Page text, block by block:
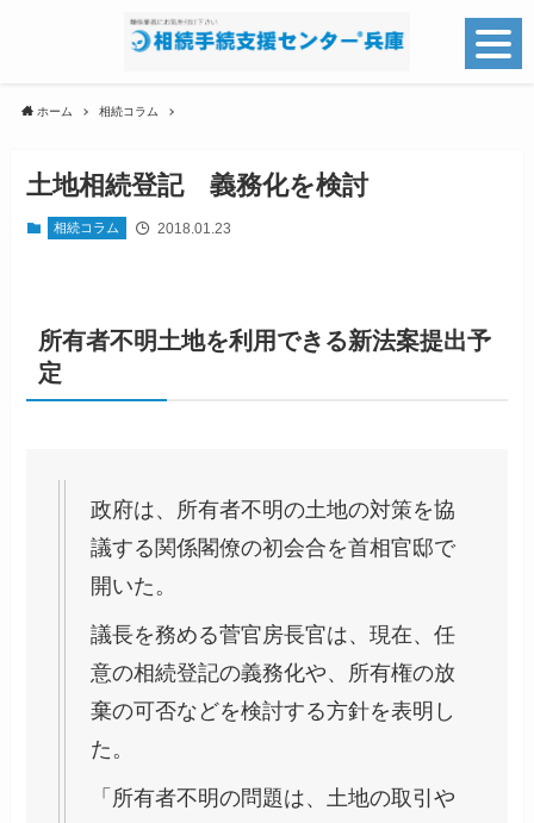
ホーム 相続コラム
土地相続登記 義務化を検討
相続コラム 2018.01.23
所有者不明土地を利用できる新法案提出予
定
政府は、所有者不明の土地の対策を協
議する関係閣僚の初会合を首相官邸で
開いた。
議長を務める菅官房長官は、現在、任
意の相続登記の義務化や、所有権の放
棄の可否などを検討する方針を表明し
た。
「所有者不明の問題は、土地の取引や